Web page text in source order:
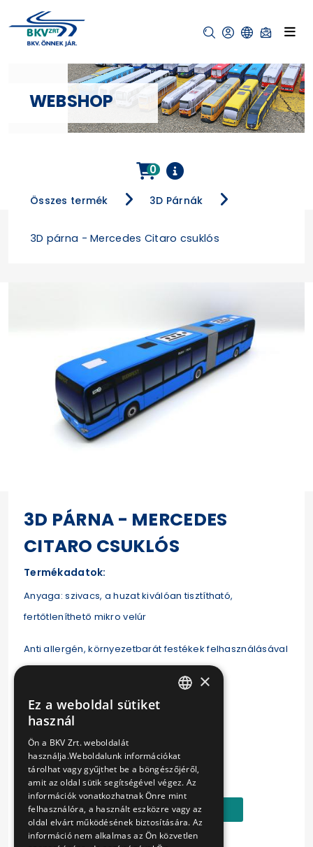
WEBSHOP
Összes termék 3D Párnák
3D párna - Mercedes Citaro csuklós
0
3D PÁRNA - MERCEDES
CITARO CSUKLÓS
Termékadatok:
Anyaga: szivacs, a huzat kiválóan tisztítható,
fertőtleníthető mikro velúr
Anti allergén, környezetbarát festékek felhasználásával
készült.
Ár:
8890 Ft
Kosárba
×
Ez a weboldal sütiket
használ
Ön a BKV Zrt. weboldalát
használja.Weboldalunk információkat
tárolhat vagy gyűjthet be a böngészőjéről,
amit az oldal sütik segítségével végez. Az
információk vonatkozhatnak Önre mint
felhasználóra, a használt eszközre vagy az
oldal elvárt működésének biztosítására. Az
információ nem alkalmas az Ön közvetlen